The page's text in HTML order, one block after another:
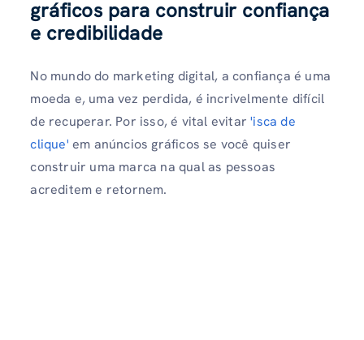
gráficos para construir confiança
e credibilidade
No mundo do marketing digital, a confiança é uma
moeda e, uma vez perdida, é incrivelmente difícil
de recuperar. Por isso, é vital evitar'isca de
clique' em anúncios gráficos se você quiser
construir uma marca na qual as pessoas
acreditem e retornem.